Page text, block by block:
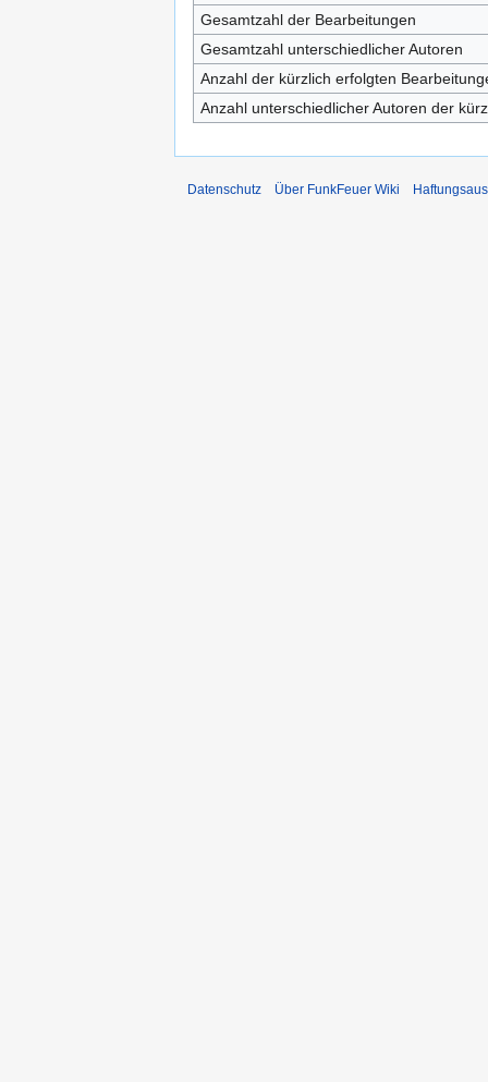
Gesamtzahl der Bearbeitungen
Gesamtzahl unterschiedlicher Autoren
Anzahl der kürzlich erfolgten
Anzahl unterschiedlicher Autoren der
Datenschutz Über FunkFeuer Wiki